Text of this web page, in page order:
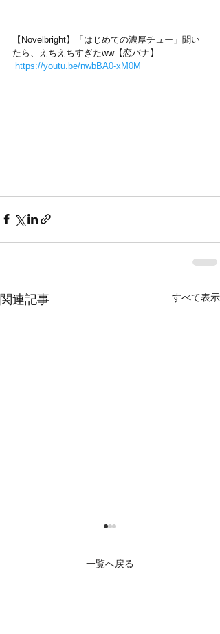
【Novelbright】「はじめての濃厚チュー」聞い
たら、えちえちすぎたww【恋バナ】
https://youtu.be/nwbBA0-xM0M
関連記事 すべて表示
一覧へ戻る